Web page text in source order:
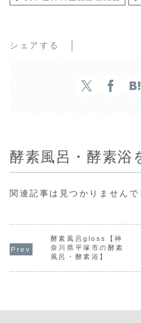
シェアする
酵素風呂・酵素浴
関連記事は見つかりませんで
酵素風呂gloss【神
奈川県平塚市の酵素
風呂・酵素浴】